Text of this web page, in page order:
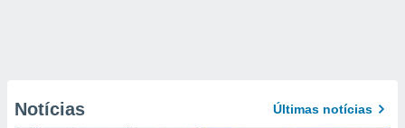
Notícias Últimas notícias